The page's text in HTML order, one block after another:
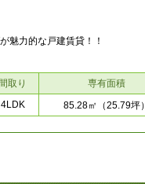
魅力的な戸建賃貸！！
間取り 専有面積
4LDK 85.28㎡ （25.79坪）